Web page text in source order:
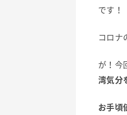
です！
コロ
が！今
湾気分
お手頃